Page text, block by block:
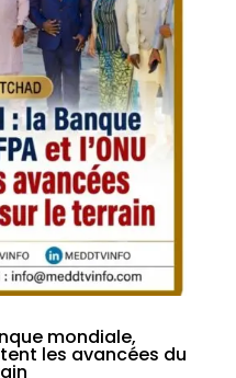
mondiale,
les avancées du